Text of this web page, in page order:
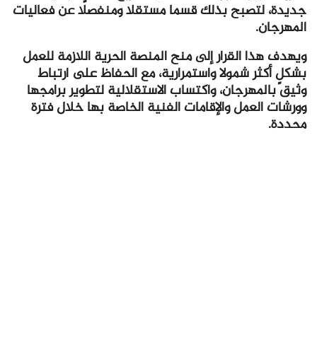
جديدة، لتصبح بذلك قسما مستقلا ومنفصلًا عن فعاليات
المهرجان.
ويهدف هذا القرار إلى منح المنصة الحرية اللازمة للعمل
بشكلٍ أكثر شمولا واستمرارية، مع الحفاظ على ارتباط
وثيق بالمهرجان، واكتساب الاستقلالية لتطوير برامجها
وورشات العمل والإقامات الفنية الخاصة بها خلال فترة
محددة.